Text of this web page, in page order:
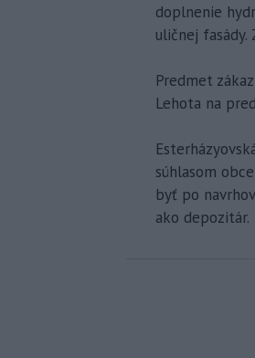
doplnenie
uličnej fasády.
Predmet
Lehota na
súhlasom
byť po
ako depozitár.